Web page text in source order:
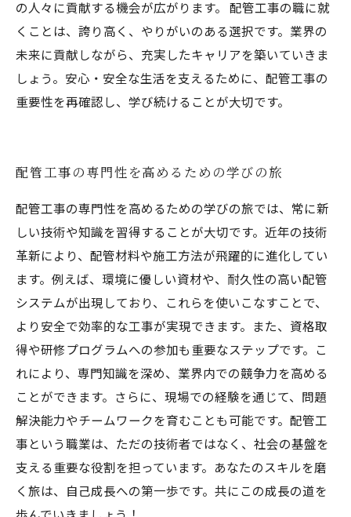
の人々に貢献する機会が広がります。 配管工事の職に就
くことは、誇り高く、やりがいのある選択です。業界の
未来に貢献しながら、充実したキャリアを築いていきま
しょう。安心・安全な生活を支えるために、配管工事の
重要性を再確認し、学び続けることが大切です。
配管工事の専門性を高めるための学びの旅
配管工事の専門性を高めるための学びの旅では、常に新
しい技術や知識を習得することが大切です。近年の技術
革新により、配管材料や施工方法が飛躍的に進化してい
ます。例えば、環境に優しい資材や、耐久性の高い配管
システムが出現しており、これらを使いこなすことで、
より安全で効率的な工事が実現できます。また、資格取
得や研修プログラムへの参加も重要なステップです。こ
れにより、専門知識を深め、業界内での競争力を高める
ことができます。さらに、現場での経験を通じて、問題
解決能力やチームワークを育むことも可能です。配管工
事という職業は、ただの技術者ではなく、社会の基盤を
支える重要な役割を担っています。あなたのスキルを磨
く旅は、自己成長への第一歩です。共にこの成長の道を